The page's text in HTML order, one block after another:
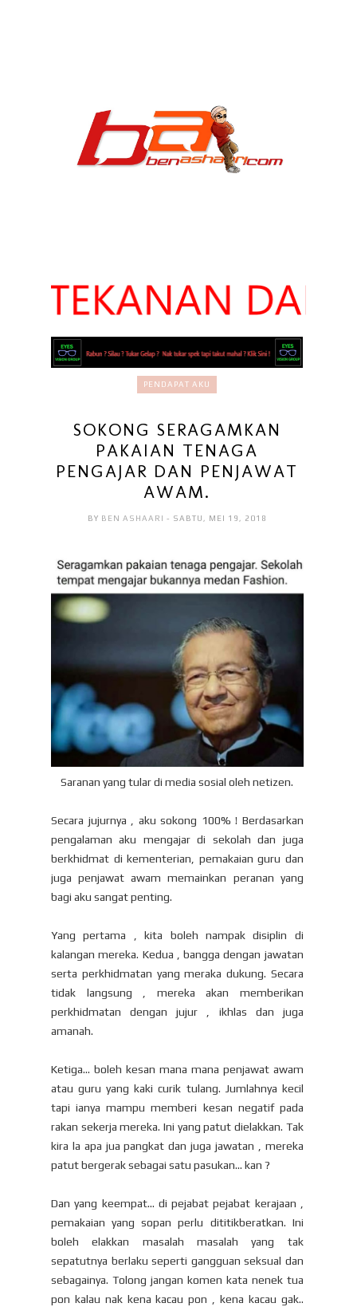
PENDAPAT AKU
SOKONG SERAGAMKAN
PAKAIAN TENAGA
PENGAJAR DAN PENJAWAT
AWAM.
BY BEN ASHAARI - SABTU, MEI 19, 2018
Saranan yang tular di media sosial oleh netizen.
Secara jujurnya , aku sokong 100% ! Berdasarkan
pengalaman aku mengajar di sekolah dan juga
berkhidmat di kementerian, pemakaian guru dan
juga penjawat awam memainkan peranan yang
bagi aku sangat penting.
Yang pertama , kita boleh nampak disiplin di
kalangan mereka. Kedua , bangga dengan jawatan
serta perkhidmatan yang meraka dukung. Secara
tidak langsung , mereka akan memberikan
perkhidmatan dengan jujur , ikhlas dan juga
amanah.
Ketiga... boleh kesan mana mana penjawat awam
atau guru yang kaki curik tulang. Jumlahnya kecil
tapi ianya mampu memberi kesan negatif pada
rakan sekerja mereka. Ini yang patut dielakkan. Tak
kira la apa jua pangkat dan juga jawatan , mereka
patut bergerak sebagai satu pasukan... kan ?
Dan yang keempat... di pejabat pejabat kerajaan ,
pemakaian yang sopan perlu dititikberatkan. Ini
boleh elakkan masalah masalah yang tak
sepatutnya berlaku seperti gangguan seksual dan
sebagainya. Tolong jangan komen kata nenek tua
pon kalau nak kena kacau pon , kena kacau gak..